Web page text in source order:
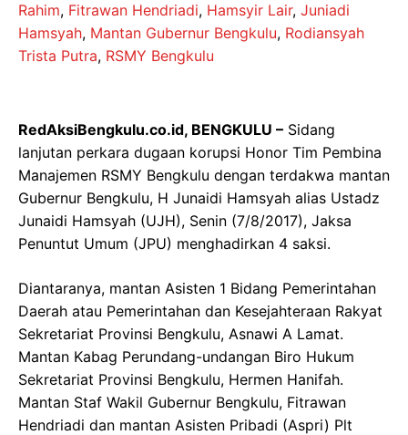
Rahim, Fitrawan Hendriadi, Hamsyir Lair, Juniadi
Hamsyah, Mantan Gubernur Bengkulu, Rodiansyah
Trista Putra, RSMY Bengkulu
RedAksiBengkulu.co.id, BENGKULU – Sidang
lanjutan perkara dugaan korupsi Honor Tim Pembina
Manajemen RSMY Bengkulu dengan terdakwa mantan
Gubernur Bengkulu, H Junaidi Hamsyah alias Ustadz
Junaidi Hamsyah (UJH), Senin (7/8/2017), Jaksa
Penuntut Umum (JPU) menghadirkan 4 saksi.
Diantaranya, mantan Asisten 1 Bidang Pemerintahan
Daerah atau Pemerintahan dan Kesejahteraan Rakyat
Sekretariat Provinsi Bengkulu, Asnawi A Lamat.
Mantan Kabag Perundang-undangan Biro Hukum
Sekretariat Provinsi Bengkulu, Hermen Hanifah.
Mantan Staf Wakil Gubernur Bengkulu, Fitrawan
Hendriadi dan mantan Asisten Pribadi (Aspri) Plt